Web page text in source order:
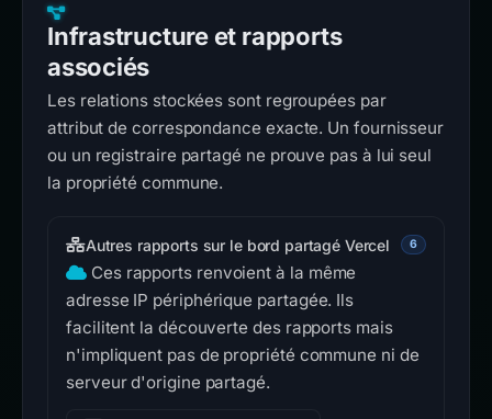
Infrastructure et rapports
associés
Les relations stockées sont regroupées par
attribut de correspondance exacte. Un fournisseur
ou un registraire partagé ne prouve pas à lui seul
la propriété commune.
Autres rapports sur le bord partagé Vercel 6
Ces rapports renvoient à la même
adresse IP périphérique partagée. Ils
facilitent la découverte des rapports mais
n'impliquent pas de propriété commune ni de
serveur d'origine partagé.